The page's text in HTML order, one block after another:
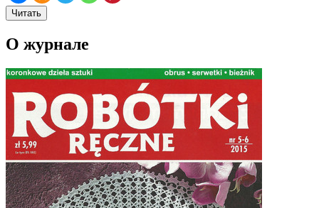
Читать
О журнале